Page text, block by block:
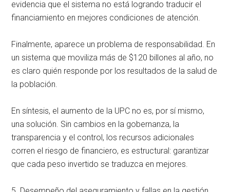
evidencia que el sistema no está logrando traducir el
financiamiento en mejores condiciones de atención.
Finalmente, aparece un problema de responsabilidad. En
un sistema que moviliza más de $120 billones al año, no
es claro quién responde por los resultados de la salud de
la población.
En síntesis, el aumento de la UPC no es, por sí mismo,
una solución. Sin cambios en la gobernanza, la
transparencia y el control, los recursos adicionales
corren el riesgo de financiero, es estructural: garantizar
que cada peso invertido se traduzca en mejores.